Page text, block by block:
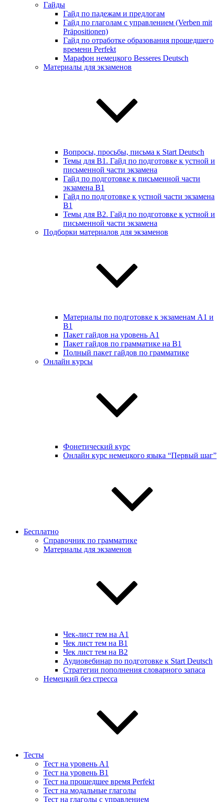
Гайды
Гайд по падежам и предлогам
Гайд по глаголам с управлением (Verben mit
Präpositionen)
Гайд по отработке образования прошедшего
времени Perfekt
Марафон немецкого Besseres Deutsch
Материалы для экзаменов
Вопросы, просьбы, письма к Start Deutsch
Темы для B1. Гайд по подготовке к устной и
письменной части экзамена
Гайд по подготовке к письменной части
экзамена B1
Гайд по подготовке к устной части экзамена
B1
Темы для B2. Гайд по подготовке к устной и
письменной части экзамена
Подборки материалов для экзаменов
Материалы по подготовке к экзаменам А1 и
B1
Пакет гайдов на уровень A1
Пакет гайдов по грамматике на B1
Полный пакет гайдов по грамматике
Онлайн курсы
Фонетический курс
Онлайн курс немецкого языка “Первый шаг”
Бесплатно
Справочник по грамматике
Материалы для экзаменов
Чек-лист тем на А1
Чек лист тем на B1
Чек лист тем на B2
Аудиовебинар по подготовке к Start Deutsch
Стратегии пополнения словарного запаса
Немецкий без стресса
Тесты
Тест на уровень A1
Тест на уровень B1
Тест на прошедшее время Perfekt
Тест на модальные глаголы
Тест на глаголы с управлением